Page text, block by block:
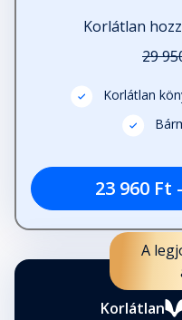
Fejezet hossza:
Bolondoké a világ
Néma hang
A nagy nap
Fejezet hossza:
Korlátlan
29
Korlátlan
23 960 Ft
A
Korlátlan